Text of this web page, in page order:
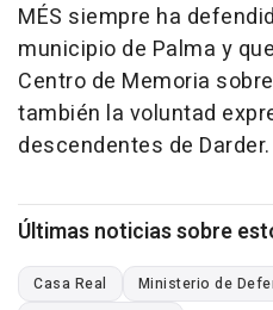
MÉS siempre ha
municipio de Palma y
Centro de Memoria
también la voluntad
descendentes de Darder.
Últimas noticias sobre
Casa Real Ministerio de